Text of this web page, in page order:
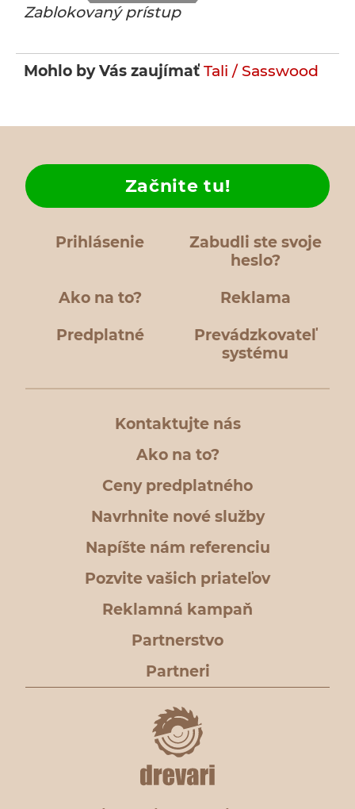
Zablokovaný prístup
Mohlo by Vás zaujímať Tali / Sasswood
Prihlásenie
Zabudli ste svoje
heslo?
Ako na to?
Začnite tu!
Reklama
Predplatné
Prevádzkovateľ
systému
Kontaktujte nás
Ako na to?
Ceny predplatného
Navrhnite nové služby
Napíšte nám referenciu
Pozvite vašich priateľov
Reklamná kampaň
Partnerstvo
Partneri